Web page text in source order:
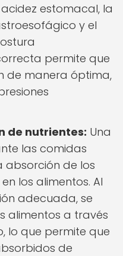
estomacal, la
y el
permite que
de manera óptima,
de nutrientes: Una
las comidas
de los
los alimentos. Al
adecuada, se
alimentos a través
lo que permite que
de